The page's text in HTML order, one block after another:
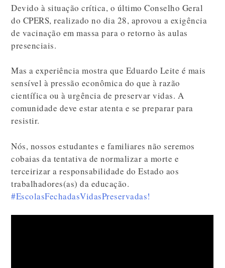
Devido à situação crítica, o último Conselho Geral
do CPERS, realizado no dia 28, aprovou a exigência
de vacinação em massa para o retorno às aulas
presenciais.
Mas a experiência mostra que Eduardo Leite é mais
sensível à pressão econômica do que à razão
científica ou à urgência de preservar vidas. A
comunidade deve estar atenta e se preparar para
resistir.
Nós, nossos estudantes e familiares não seremos
cobaias da tentativa de normalizar a morte e
terceirizar a responsabilidade do Estado aos
trabalhadores(as) da educação.
#EscolasFechadasVidasPreservadas!